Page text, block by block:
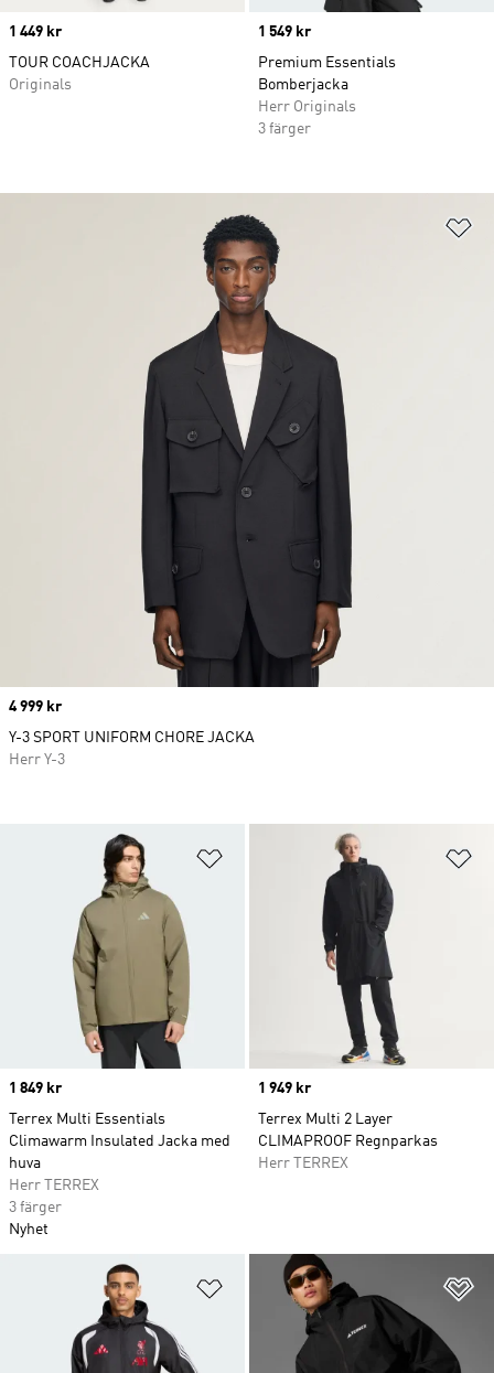
Price
1 449 kr
TOUR COACHJACKA
Originals
Price
1 549 kr
Premium Essentials
Bomberjacka
Herr Originals
3 färger
Lägg till på önskelistan
Price
1 849 kr
Terrex Multi Essentials
Climawarm Insulated Jacka med
huva
Herr TERREX
3 färger
Nyhet
Price
1 949 kr
Terrex Multi 2 Layer
CLIMAPROOF Regnparkas
Herr TERREX
Lägg till på önskelistan
Price
4 999 kr
Y-3 SPORT UNIFORM CHORE JACKA
Herr Y-3